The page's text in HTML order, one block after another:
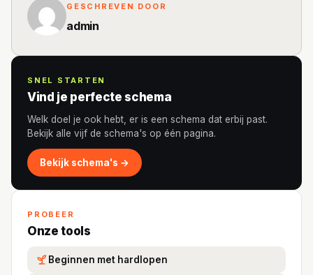
GESCHREVEN DOOR
admin
SNEL STARTEN
Vind je perfecte schema
Welk doel je ook hebt, er is een schema dat erbij past.
Bekijk alle vijf de schema's op één pagina.
Bekijk schema's →
PROBEER
Onze tools
Beginnen met hardlopen